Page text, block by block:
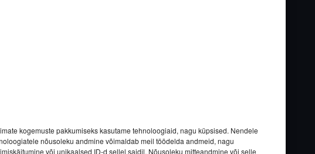
kogemuste pakkumiseks kasutame tehnoloogiaid, nagu küpsised. Nendele
nõusoleku andmine võimaldab meil töödelda andmeid, nagu
või unikaalsed ID-d sellel saidil. Nõusoleku mitteandmine või selle